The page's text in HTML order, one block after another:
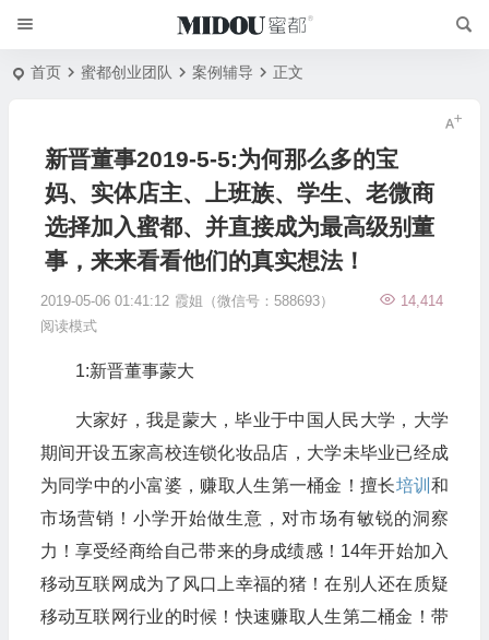
首页 蜜都创业团队 案例辅导 正文
新晋董事2019-5-5:为何那么多的宝
妈、实体店主、上班族、学生、老微商
选择加入蜜都、并直接成为最高级别董
事，来来看看他们的真实想法！
2019-05-06 01:41:12 霞姐（微信号：588693）
14,414
阅读模式
1:新晋董事蒙大
大家好，我是蒙大，毕业于中国人民大学，大学
期间开设五家高校连锁化妆品店，大学未毕业已经成
为同学中的小富婆，赚取人生第一桶金！擅长培训 和
市场营销！小学开始做生意，对市场有敏锐的洞察
力！享受经商给自己带来的身成绩感！14年开始加入
移动互联网成为了风口上幸福的猪！在别人还在质疑
移动互联网行业的时候！快速赚取人生第二桶金！带